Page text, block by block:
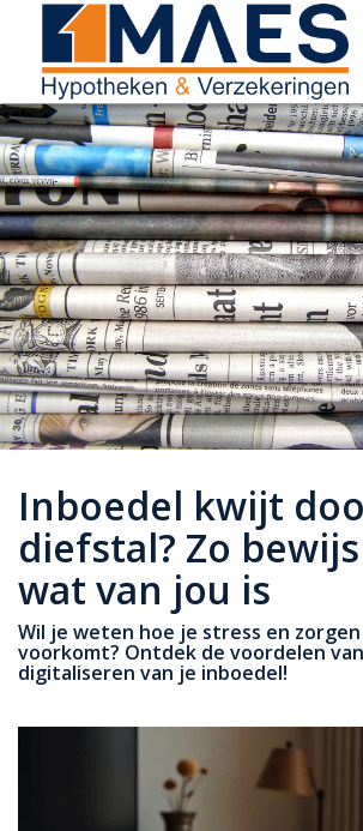
Inboedel kwijt
diefstal? Zo
wat van jou is
Wil je weten hoe je stress en
voorkomt? Ontdek de voordelen
digitaliseren van je inboedel!